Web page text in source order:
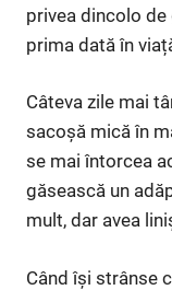
privea dincolo de
prima dată în
Câteva zile mai
sacoșă mică în
se mai întorcea
găsească un
mult, dar avea
Când își strânse